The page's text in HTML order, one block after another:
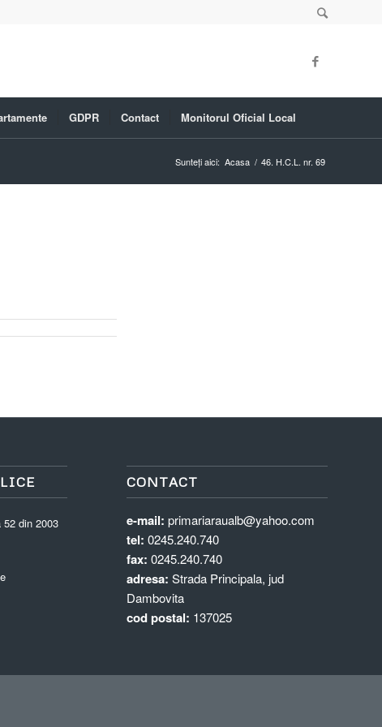
GDPR Contact Monitorul Oficial Local
Sunteți aici: Acasa / 46. H.C.L. nr. 69
52 din 2003
CONTACT
e-mail: primariaraualb@yahoo.com
tel: 0245.240.740
fax: 0245.240.740
adresa: Strada Principala, jud
Dambovita
cod postal: 137025